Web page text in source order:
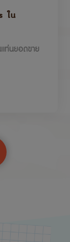
ใน
ท่นยอดขาย